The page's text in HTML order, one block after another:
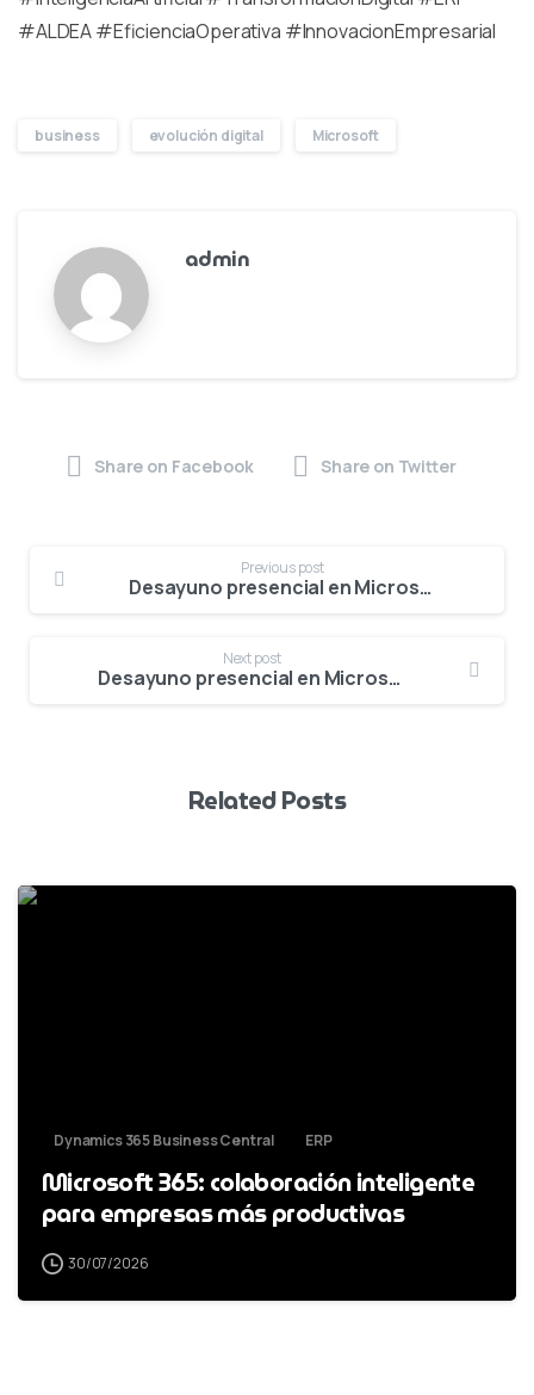
#ALDEA #EficienciaOperativa #InnovacionEmpresarial
business evolución digital Microsoft
admin
Share on Facebook Share on Twitter
Previous post
Desayuno presencial en Microsoft Argentina – Presentación Especial | Microsoft
Next post
Desayuno presencial en Microsoft Argentina – Falta una semana
Related Posts
Dynamics 365 Business Central ERP
Microsoft 365: colaboración inteligente
para empresas más productivas
30/07/2026